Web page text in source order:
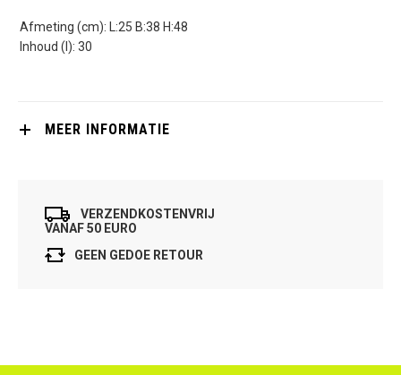
Afmeting (cm): L:25 B:38 H:48
Inhoud (l): 30
MEER INFORMATIE
VERZENDKOSTENVRIJ
VANAF 50 EURO
GEEN GEDOE RETOUR